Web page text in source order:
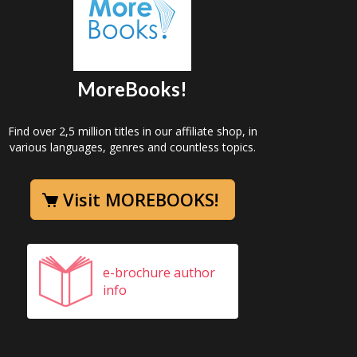
MoreBooks!
Find over 2,5 million titles in our affiliate shop, in
various languages, genres and countless topics.
Visit MOREBOOKS!
e-brochure author
info